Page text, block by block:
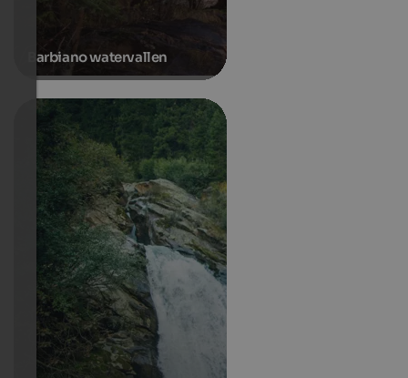
Barbiano watervallen